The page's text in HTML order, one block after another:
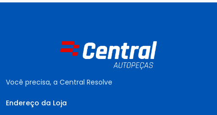
Você precisa, a Central Resolve
Endereço da Loja